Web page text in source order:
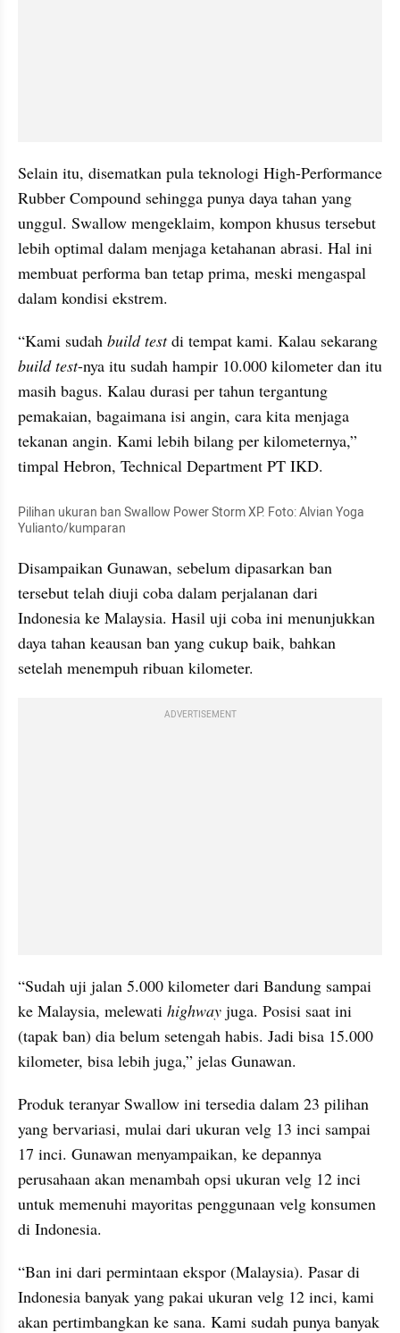
Selain itu, disematkan pula teknologi High-Performance
Rubber Compound sehingga punya daya tahan yang
unggul. Swallow mengeklaim, kompon khusus tersebut
lebih optimal dalam menjaga ketahanan abrasi. Hal ini
membuat performa ban tetap prima, meski mengaspal
dalam kondisi ekstrem.
“Kami sudah build test
build test-nya itu sudah hampir 10.000 kilometer dan itu
masih bagus. Kalau durasi per tahun tergantung
pemakaian, bagaimana isi angin, cara kita menjaga
tekanan angin. Kami lebih bilang per kilometernya,”
timpal Hebron, Technical Department PT IKD.
Pilihan ukuran ban Swallow Power Storm XP. Foto: Alvian Yoga
Yulianto/kumparan
Disampaikan Gunawan, sebelum dipasarkan ban
tersebut telah diuji coba dalam perjalanan dari
Indonesia ke Malaysia. Hasil uji coba ini menunjukkan
daya tahan keausan ban yang cukup baik, bahkan
setelah menempuh ribuan kilometer.
ADVERTISEMENT
“Sudah uji jalan 5.000 kilometer dari Bandung sampai
ke Malaysia, melewati highway juga. Posisi saat ini
(tapak ban) dia belum setengah habis. Jadi bisa 15.000
kilometer, bisa lebih juga,” jelas Gunawan.
Produk teranyar Swallow ini tersedia dalam 23 pilihan
yang bervariasi, mulai dari ukuran velg 13 inci sampai
17 inci. Gunawan menyampaikan, ke depannya
perusahaan akan menambah opsi ukuran velg 12 inci
untuk memenuhi mayoritas penggunaan velg konsumen
di Indonesia.
“Ban ini dari permintaan ekspor (Malaysia). Pasar di
Indonesia banyak yang pakai ukuran velg 12 inci, kami
akan pertimbangkan ke sana. Kami sudah punya banyak